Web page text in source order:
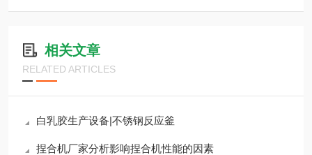
相关文章
RELATED ARTICLES
白乳胶生产设备|不锈钢反应釜
捏合机厂家分析影响捏合机性能的因素